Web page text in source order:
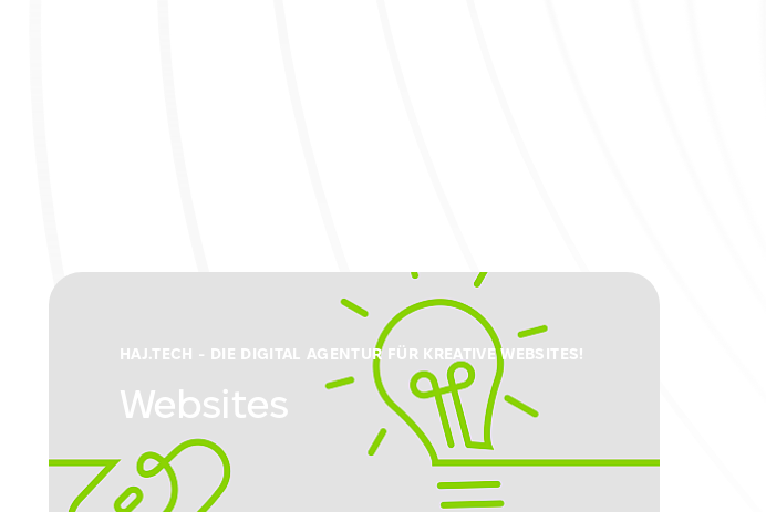
HAJ.TECH - DIE DIGITAL AGENTUR FÜR KREATIVE WEBSITES!
Websites